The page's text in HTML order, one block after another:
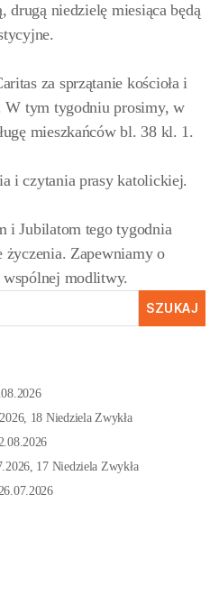
drugą niedzielę miesiąca będą
za sprzątanie kościoła i
W tym tygodniu prosimy, w
mieszkańców bl. 38 kl. 1.
i czytania prasy katolickiej.
i Jubilatom tego tygodnia
życzenia. Zapewniamy o
modlitwy.
18 Niedziela Zwykła
17 Niedziela Zwykła